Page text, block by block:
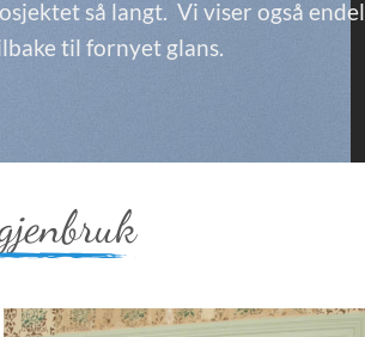
så langt. Vi viser også endel
til fornyet glans.